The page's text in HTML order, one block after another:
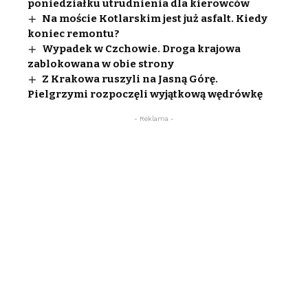
poniedziałku utrudnienia dla kierowców
Na moście Kotlarskim jest już asfalt. Kiedy
koniec remontu?
Wypadek w Czchowie. Droga krajowa
zablokowana w obie strony
Z Krakowa ruszyli na Jasną Górę.
Pielgrzymi rozpoczęli wyjątkową wędrówkę
- Reklama -